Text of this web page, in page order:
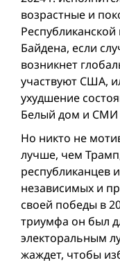
возрастные и
Байдена, если
возникнет
участвуют США,
ухудшение
Белый дом и СМИ
Но никто не
лучше, чем
республиканцев
независимых и
своей победы в
триумфа он был
электоральным
жаждет, чтобы